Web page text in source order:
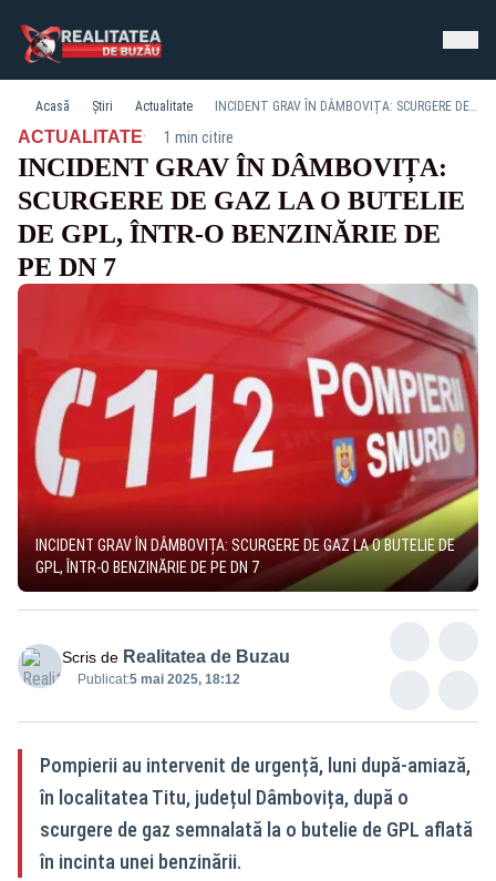
Acasă Știri Actualitate INCIDENT GRAV ÎN DÂMBOVIȚA: SCURGERE DE GAZ LA O BUTELIE DE GPL, ÎNTR-O BENZINĂRIE DE PE DN 7
ACTUALITATE· 1 min citire
INCIDENT GRAV ÎN DÂMBOVIȚA:
SCURGERE DE GAZ LA O BUTELIE
DE GPL, ÎNTR-O BENZINĂRIE DE
PE DN 7
INCIDENT GRAV ÎN DÂMBOVIȚA: SCURGERE DE GAZ LA O BUTELIE DE
GPL, ÎNTR-O BENZINĂRIE DE PE DN 7
Scris de Realitatea de Buzau
Publicat:5 mai 2025, 18:12
Pompierii au intervenit de urgență, luni după-amiază,
în localitatea Titu, județul Dâmbovița, după o
scurgere de gaz semnalată la o butelie de GPL aflată
în incinta unei benzinării.